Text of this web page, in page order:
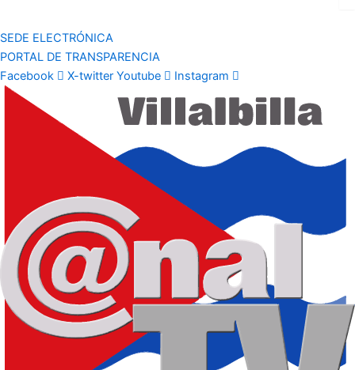
SEDE ELECTRÓNICA
PORTAL DE TRANSPARENCIA
Facebook
X-twitter Youtube Instagram